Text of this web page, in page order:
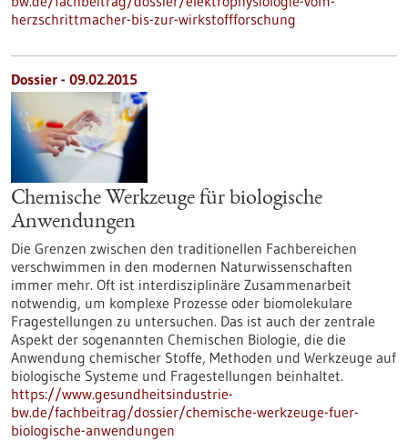
herzschrittmacher-bis-zur-wirkstoffforschung
Dossier - 09.02.2015
Chemische Werkzeuge für biologische
Anwendungen
Die Grenzen zwischen den traditionellen Fachbereichen
verschwimmen in den modernen Naturwissenschaften
immer mehr. Oft ist interdisziplinäre Zusammenarbeit
notwendig, um komplexe Prozesse oder biomolekulare
Fragestellungen zu untersuchen. Das ist auch der zentrale
Aspekt der sogenannten Chemischen Biologie, die die
Anwendung chemischer Stoffe, Methoden und Werkzeuge auf
biologische Systeme und Fragestellungen beinhaltet.
https://www.gesundheitsindustrie-
bw.de/fachbeitrag/dossier/chemische-werkzeuge-fuer-
biologische-anwendungen